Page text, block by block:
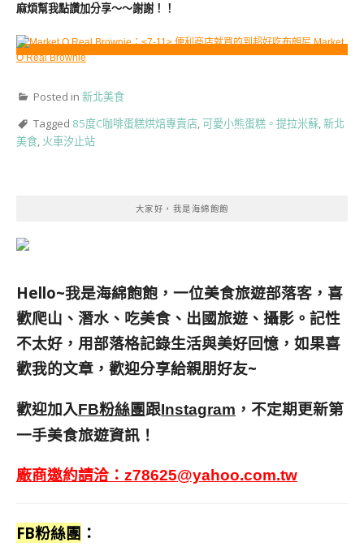
麻煩幫我點讚加分享～～謝謝！！
Posted in 新北美食
Tagged 85度C咖啡蛋糕烘焙專賣店,可愛小熊蛋糕。提拉米蘇,新北
美食, 火車汐止站
大家好，我是海綿飽飽
Hello~我是海綿飽飽，一位美食旅遊部落客， 喜
歡爬山、潛水、吃美食、出國旅遊、攝影。 記性
不太好，用部落格記錄生活與美好回憶， 如果喜
歡我的文章，歡迎分享給親朋好友~
歡迎加入FB粉絲團跟Instagram ，不定期更新第
一手美食旅遊資訊！
廠商邀約請洽： z78625@yahoo.com.tw
FB粉絲團 ：